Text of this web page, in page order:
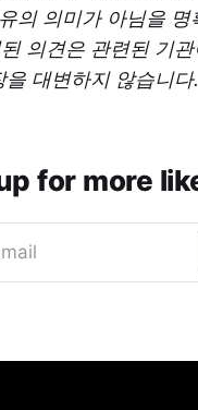
의 의미가 아님을 명
의견은 관련된 기
을 대변하지 않습니다.
for more